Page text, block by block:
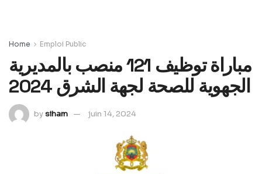
Home Emploi Public
مباراة توظيف 121 منصب بالمديرية
الجهوية للصحة لجهة الشرق 2024
bysiham juin 14, 2024